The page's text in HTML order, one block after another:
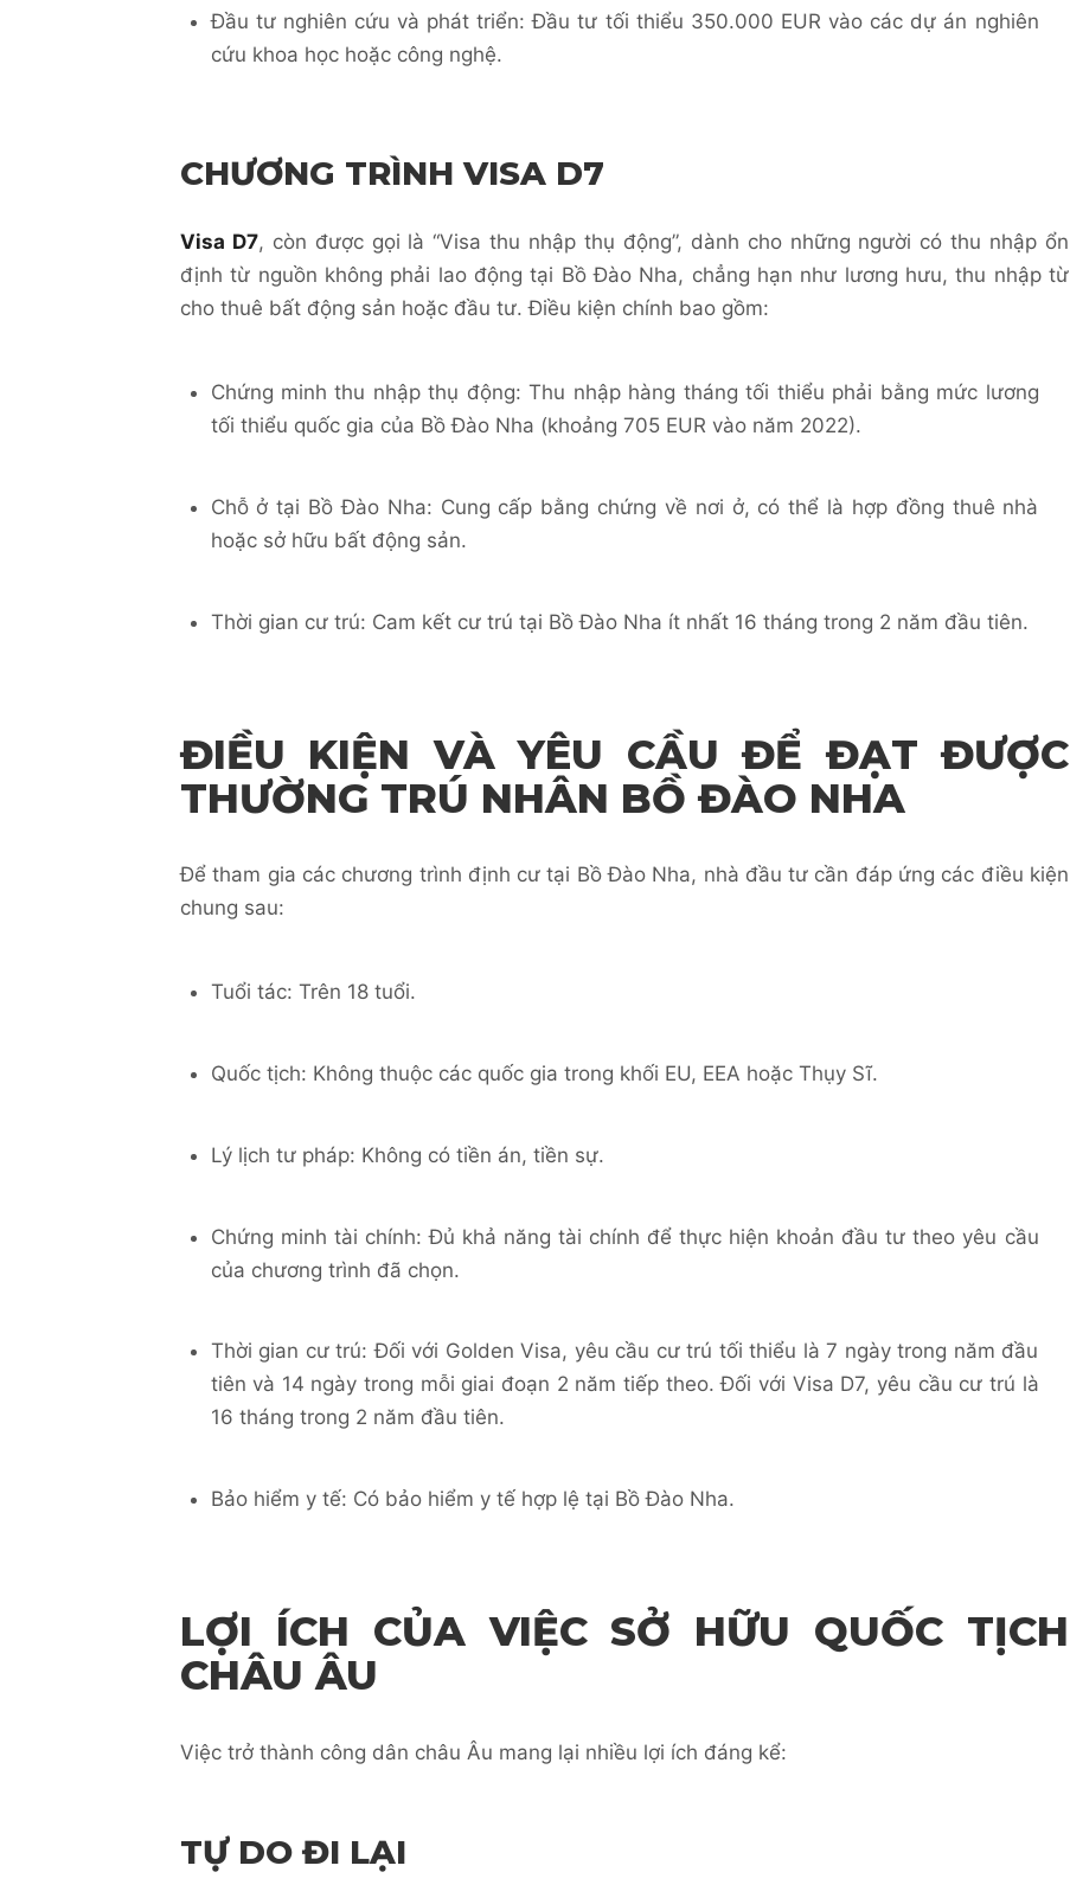
Đầu tư nghiên cứu và phát triển: Đầu tư tối thiểu 350.000 EUR vào các dự án nghiên
cứu khoa học hoặc công nghệ.
CHƯƠNG TRÌNH VISA D7
Visa D7, còn được gọi là “Visa thu nhập thụ động”, dành cho những người có thu nhập ổn
định từ nguồn không phải lao động tại Bồ Đào Nha, chẳng hạn như lương hưu, thu nhập từ
cho thuê bất động sản hoặc đầu tư. Điều kiện chính bao gồm:
Chứng minh thu nhập thụ động: Thu nhập hàng tháng tối thiểu phải bằng mức lương
tối thiểu quốc gia của Bồ Đào Nha (khoảng 705 EUR vào năm 2022).
Chỗ ở tại Bồ Đào Nha: Cung cấp bằng chứng về nơi ở, có thể là hợp đồng thuê nhà
hoặc sở hữu bất động sản.
Thời gian cư trú: Cam kết cư trú tại Bồ Đào Nha ít nhất 16 tháng trong 2 năm đầu tiên.
ĐIỀU KIỆN VÀ YÊU CẦU ĐỂ ĐẠT ĐƯỢC
THƯỜNG TRÚ NHÂN BỒ ĐÀO NHA
Để tham gia các chương trình định cư tại Bồ Đào Nha, nhà đầu tư cần đáp ứng các điều kiện
chung sau:
Tuổi tác: Trên 18 tuổi.
Quốc tịch: Không thuộc các quốc gia trong khối EU, EEA hoặc Thụy Sĩ.
Lý lịch tư pháp: Không có tiền án, tiền sự.
Chứng minh tài chính: Đủ khả năng tài chính để thực hiện khoản đầu tư theo yêu cầu
của chương trình đã chọn.
Thời gian cư trú: Đối với Golden Visa, yêu cầu cư trú tối thiểu là 7 ngày trong năm đầu
tiên và 14 ngày trong mỗi giai đoạn 2 năm tiếp theo. Đối với Visa D7, yêu cầu cư trú là
16 tháng trong 2 năm đầu tiên.
Bảo hiểm y tế: Có bảo hiểm y tế hợp lệ tại Bồ Đào Nha.
LỢI ÍCH CỦA VIỆC SỞ HỮU QUỐC TỊCH
CHÂU ÂU
Việc trở thành công dân châu Âu mang lại nhiều lợi ích đáng kể:
TỰ DO ĐI LẠI